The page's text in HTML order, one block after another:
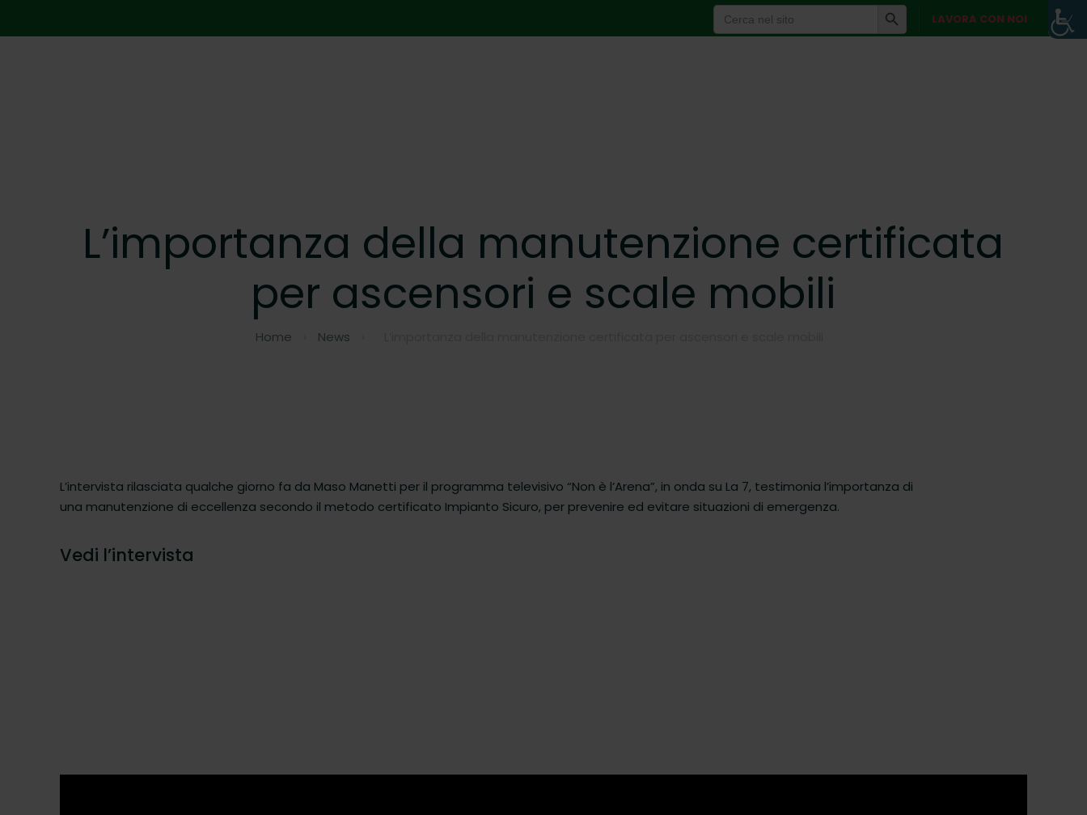
Search
for:
Search Button
LAVORA CON NOI
L’importanza della manutenzione certificata
per ascensori e scale mobili
Home News
L’intervista rilasciata qualche giorno fa da Maso Manetti per il programma televisivo “Non è l’Arena”, in onda su La 7, testimonia l’importanza di
una manutenzione di eccellenza secondo il metodo certificato Impianto Sicuro, per prevenire ed evitare situazioni di emergenza.
Vedi l’intervista